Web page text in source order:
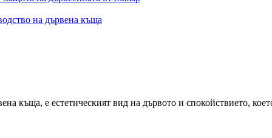
на дървена къща
къща, е естетическият вид на дървото и спокойствието,